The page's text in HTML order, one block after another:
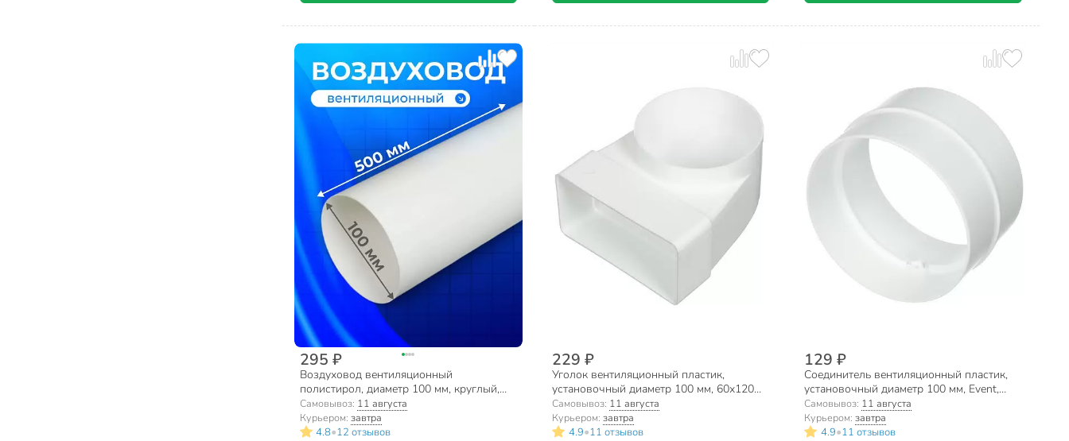
295 ₽
Воздуховод вентиляционный
полистирол, диаметр 100 мм, круглый,
0.5 м, Event, 100В
Самовывоз: 11 августа
Курьером: завтра
4.8•12 отзывов
229 ₽
Уголок вентиляционный пластик,
установочный диаметр 100 мм, 60х120
мм, Event, 60120СК100ФП
Самовывоз: 11 августа
Курьером: завтра
4.9•11 отзывов
129 ₽
Соединитель вентиляционный пластик,
установочный диаметр 100 мм, Event,
100СКП
Самовывоз: 11 августа
Курьером:завтра
4.9•11 отзывов